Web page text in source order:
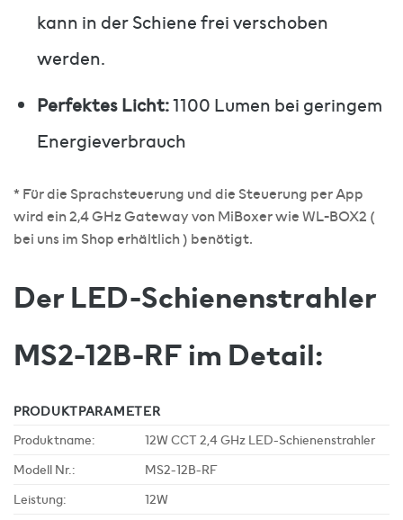
kann in der Schiene frei verschoben
werden.
Perfektes Licht:1100 Lumen bei geringem
Energieverbrauch
* Für die Sprachsteuerung und die Steuerung per App
wird ein 2,4 GHz Gateway von MiBoxer wie WL-BOX2 (
bei uns im Shop erhältlich ) benötigt.
Der LED-Schienenstrahler
MS2-12B-RF im Detail:
PRODUKTPARAMETER
Produktname:
12W CCT 2,4 GHz LED-Schienenstrahler
Modell Nr.:
MS2-12B-RF
Leistung:
12W